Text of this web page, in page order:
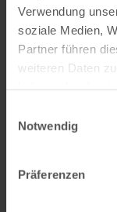
Verwendung
soziale Medien,
Partner führen
weiteren Daten
Notwendig
Präferenzen